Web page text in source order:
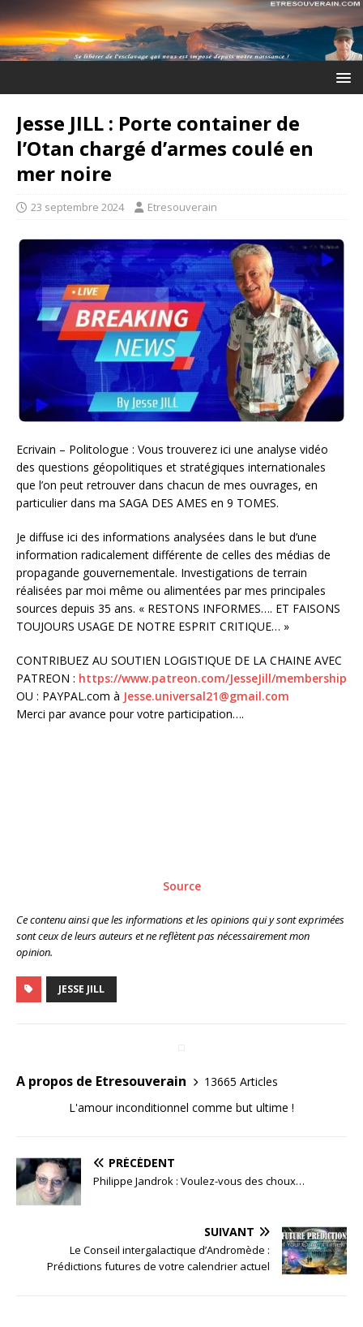
Jesse JILL : Porte container de
l’Otan chargé d’armes coulé en
mer noire
23 septembre 2024 Etresouverain
Ecrivain – Politologue : Vous trouverez ici une analyse vidéo
des questions géopolitiques et stratégiques internationales
que l’on peut retrouver dans chacun de mes ouvrages, en
particulier dans ma SAGA DES AMES en 9 TOMES.
Je diffuse ici des informations analysées dans le but d’une
information radicalement différente de celles des médias de
propagande gouvernementale. Investigations de terrain
réalisées par moi même ou alimentées par mes principales
sources depuis 35 ans. « RESTONS INFORMES…. ET FAISONS
TOUJOURS USAGE DE NOTRE ESPRIT CRITIQUE… »
CONTRIBUEZ AU SOUTIEN LOGISTIQUE DE LA CHAINE AVEC
PATREON : https://www.patreon.com/JesseJill/membership
OU : PAYPAL.com à Jesse.universal21@gmail.com
Merci par avance pour votre participation….
Source
Ce contenu ainsi que les informations et les opinions qui y sont exprimées
sont ceux de leurs auteurs et ne reflètent pas nécessairement mon
opinion.
JESSE JILL
A propos de Etresouverain
13665 Articles
L'amour inconditionnel comme but ultime !
PRÉCÉDENT
Philippe Jandrok : Voulez-vous des choux…
SUIVANT
Le Conseil intergalactique d’Andromède :
Prédictions futures de votre calendrier actuel